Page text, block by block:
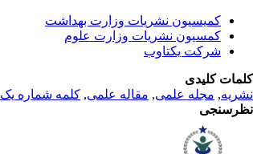
کمیسیون نشریات وزارت بهداشت
کمسیون نشریات وزارت علوم
شرکت یکتاوب
کلمات کلیدی
نشریه, مجله علمی, مقاله علمی, کلمه شماره یک
نظرسنجی